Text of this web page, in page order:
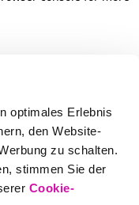
optimales Erlebnis
den Website-
zu schalten.
stimmen Sie der
Cookie-